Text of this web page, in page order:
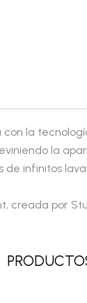
la
la
infinitos
creada por